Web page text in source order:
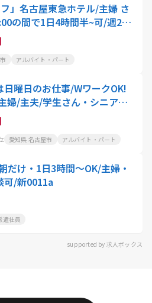
」名古屋東急ホテル/主婦 さ
の間で1日4時間半~可/週2勤
が中心
アルバイト・パート
曜日のお仕事/WワークOK!
婦/主夫/学生さん・シニアの
愛知県 名古屋市 アルバイト・パート
だけ・1日3時間〜OK/主婦・
可/新0011a
遣社員
supported by 求人ボックス